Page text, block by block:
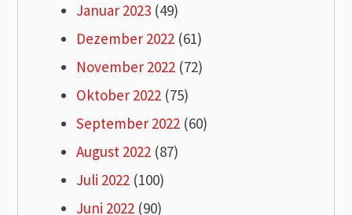
Januar 2023 (49)
Dezember 2022 (61)
November 2022 (72)
Oktober 2022 (75)
September 2022 (60)
August 2022 (87)
Juli 2022 (100)
Juni 2022 (90)